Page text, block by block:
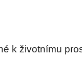
k životnímu